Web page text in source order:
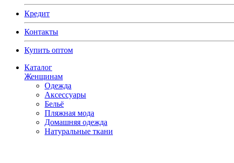
Кредит
Контакты
Купить оптом
Каталог
Женщинам
Одежда
Аксессуары
Бельё
Пляжная мода
Домашняя одежда
Натуральные ткани